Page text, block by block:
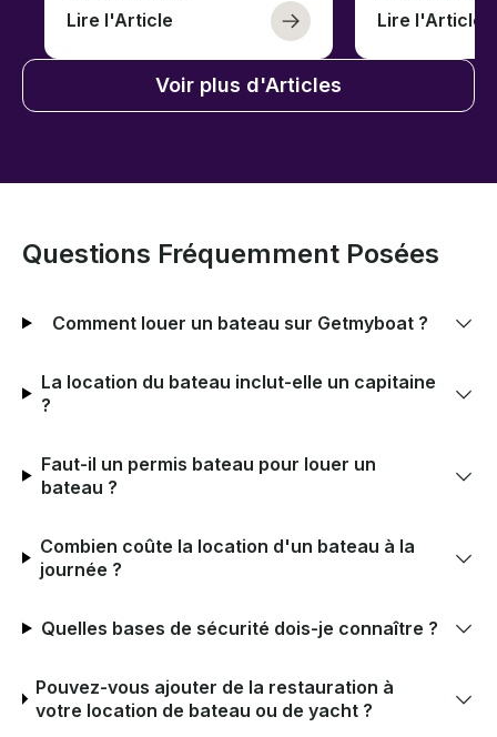
Lire l'Article Lire l'Article
Voir plus d'Articles
Questions Fréquemment Posées
Comment louer un bateau sur Getmyboat ?
La location du bateau inclut-elle un capitaine
?
Faut-il un permis bateau pour louer un
bateau ?
Combien coûte la location d'un bateau à la
journée ?
Quelles bases de sécurité dois-je connaître ?
Pouvez-vous ajouter de la restauration à
votre location de bateau ou de yacht ?